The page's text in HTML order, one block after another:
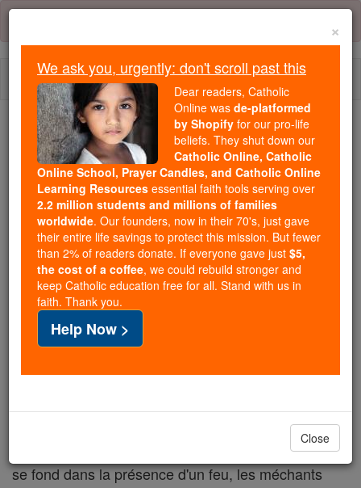
Skip
content
Trending:
Daily Reading for Thursday, October ...
Today's Reading The Mysteries of the Rosary
Psaumes - Chapitre 68
Psaumes ⌄ Chapter 68 ⌄
[Pour le chef de ch?ur de David Psaume Song]
Que Dieu se lève, que ses ennemis disperser, a
Vous disperser comme une fumée, comme la cire
se fond dans la présence d'un feu, les méchants
×
We ask you, urgently: don't scroll past this
Dear readers, Catholic
Online was de-platformed
by Shopify for our pro-life
beliefs. They shut down our
Catholic Online, Catholic
Online School, Prayer Candles, and Catholic Online
Learning Resources essential faith tools serving over
2.2 million students and millions of families
worldwide. Our founders, now in their 70's, just gave
their entire life savings to protect this mission. But fewer
than 2% of readers donate. If everyone gave just $5,
the cost of a coffee, we could rebuild stronger and
keep Catholic education free for all. Stand with us in
faith. Thank you.
Help Now >
Close